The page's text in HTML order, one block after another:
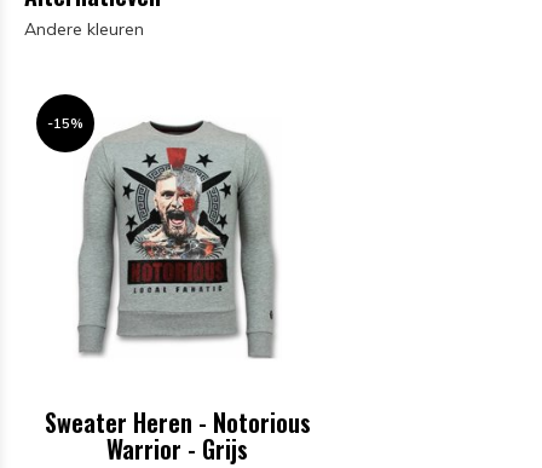
Andere kleuren
-15%
Sweater Heren - Notorious
Warrior - Grijs